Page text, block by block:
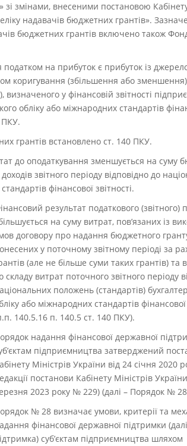
змінами, внесеними постановою
надавачів бюджетних грантів».
бюджетних грантів включено також
на прибуток є прибуток із
коригування (збільшення або зменшення)
у фінансовій звітності
обліку або міжнародних стандартів
ПКУ.
грантів встановлено ст. 140 ПКУ.
до оподаткування зменшується на суму
звітного періоду відповідно до
фінансової звітності.
результат податкового (звітного)
на суму витрат, пов’язаних із
договору про надання бюджетного
у поточному звітному періоді за
(але не більше суми таких грантів) та
складу витрат поточного звітного періоду
положень (стандартів)
або міжнародних стандартів фінансової
140.5.16 п. 140.5 ст. 140 ПКУ).
надання фінансової державної
підприємництва затверджений
Міністрів України від 24 січня 2020
постанови Кабінету Міністрів
2023 року № 229) (далі – Порядок №
№ 28 визначає умови, критерії та
фінансової державної підтримки
суб’єктам підприємництва шляхом